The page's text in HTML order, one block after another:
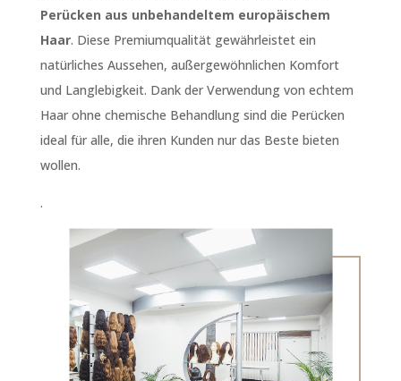
Perücken aus unbehandeltem europäischem
Haar. Diese Premiumqualität gewährleistet ein
natürliches Aussehen, außergewöhnlichen Komfort
und Langlebigkeit. Dank der Verwendung von echtem
Haar ohne chemische Behandlung sind die Perücken
ideal für alle, die ihren Kunden nur das Beste bieten
wollen.
.